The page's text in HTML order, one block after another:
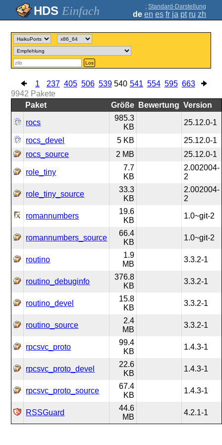
Einfach ; Standard-Darstellung
de en es fr ja pt ru zh
Los
1 237 405 506 539 540 541 554 595 663
9942 Pakete
Paket
Größe Bewertung Version
rocs
985.3
KB
25.12.0-1
rocs_devel 5 KB
25.12.0-1
rocs_source
2 MB 25.12.0-1
role_tiny
7.7
KB
2.002004-
2
role_tiny_source
33.3
KB
2.002004-
2
romannumbers
19.6
KB
1.0~git-2
romannumbers_source
66.4
KB
1.0~git-2
routino
1.9
MB
3.3.2-1
routino_debuginfo
376.8
KB
3.3.2-1
routino_devel
15.8
KB
3.3.2-1
routino_source
2.4
MB
3.3.2-1
rpcsvc_proto
99.4
KB
1.4.3-1
rpcsvc_proto_devel
22.6
KB
1.4.3-1
rpcsvc_proto_source
67.4
KB
1.4.3-1
RSSGuard
44.6
MB
4.2.1-1